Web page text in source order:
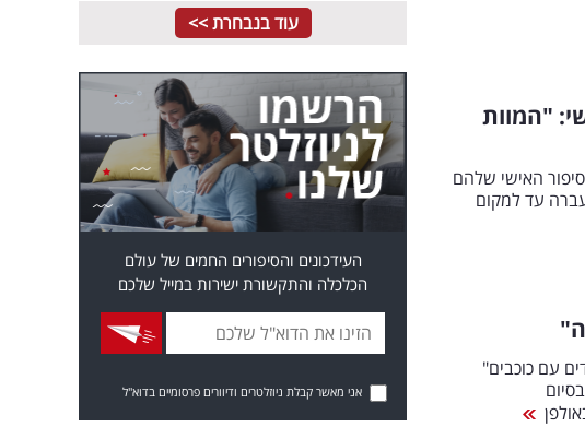
"המוות
לחשוף את הסיפור האישי שלהם
עד למקום
עם כוכבים"
עוד בנבחרת >>
העידכונים והסיפורים החמים של עולם
הכלכלה והתקשורת ישירות במייל שלכם
אני מאשר קבלת ניוזלטרים ודיוורים פרסומיים בדוא"ל